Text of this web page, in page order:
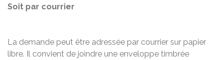
Soit par courrier
La demande peut être adressée par courrier sur papier
libre. Il convient de joindre une enveloppe timbrée